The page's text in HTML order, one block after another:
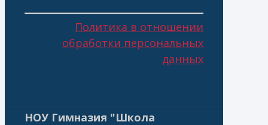
Политика в отношении
обработки персональных
данных
НОУ Гимназия "Школа